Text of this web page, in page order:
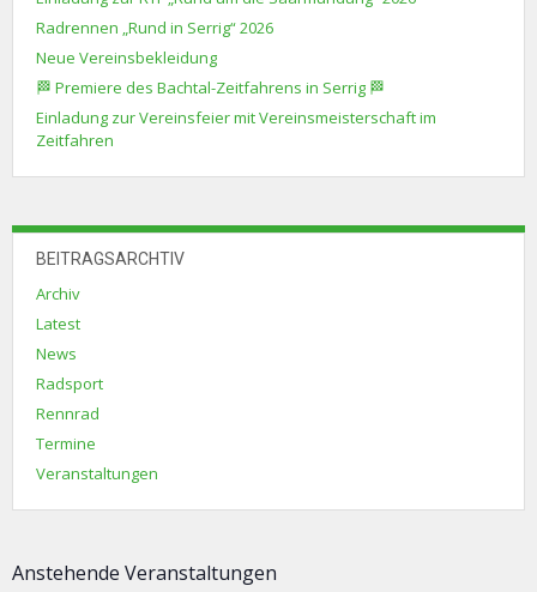
Radrennen „Rund in Serrig“ 2026
Neue Vereinsbekleidung
🏁 Premiere des Bachtal-Zeitfahrens in Serrig 🏁
Einladung zur Vereinsfeier mit Vereinsmeisterschaft im
Zeitfahren
BEITRAGSARCHTIV
Archiv
Latest
News
Radsport
Rennrad
Termine
Veranstaltungen
Anstehende Veranstaltungen